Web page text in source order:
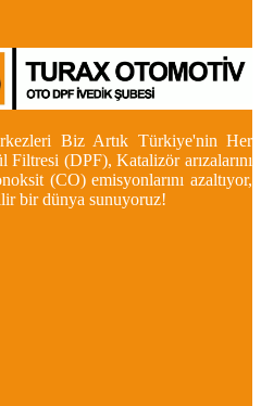
Biz Artık Türkiye'nin Her
Filtresi (DPF), Katalizör arızalarını
(CO) emisyonlarını azaltıyor,
bir dünya sunuyoruz!